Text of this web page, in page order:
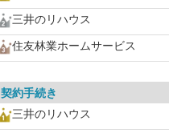
三井のリハウス
住友林業ホームサービス
契約手続き
三井のリハウス